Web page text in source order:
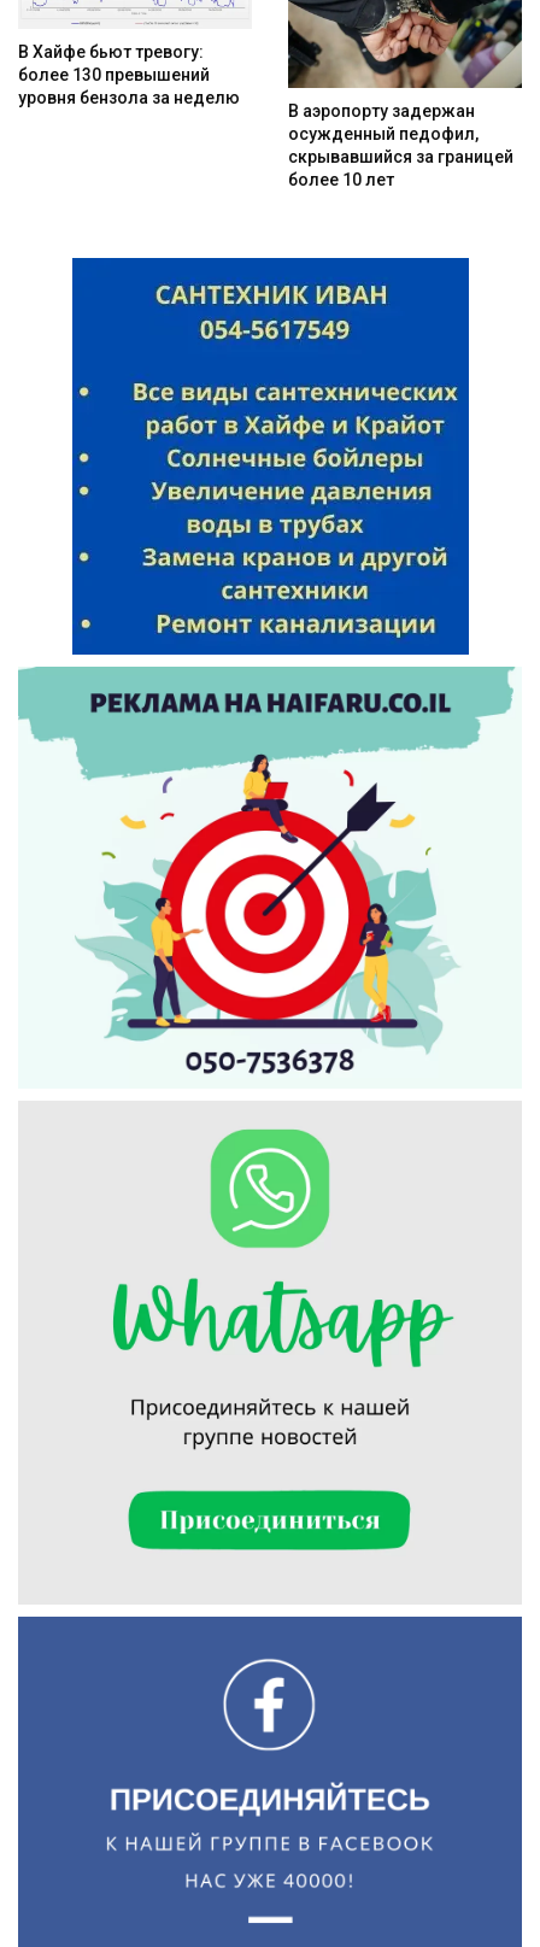
В Хайфе бьют тревогу:
более 130 превышений
уровня бензола за неделю
В аэропорту задержан
осужденный педофил,
скрывавшийся за границей
более 10 лет